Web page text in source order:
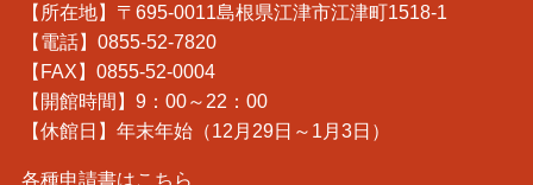
【所在地】〒695-0011島根県江津市江津町1518-1
【電話】0855-52-7820
【FAX】0855-52-0004
【開館時間】9：00～22：00
【休館日】年末年始（12月29日～1月3日）
各種申請書はこちら